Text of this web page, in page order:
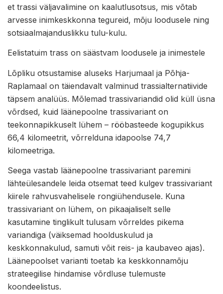
et trassi väljavalimine on kaalutlusotsus, mis võtab
arvesse inimkeskkonna tegureid, mõju loodusele ning
sotsiaalmajanduslikku tulu-kulu.
Eelistatuim trass on säästvam loodusele ja inimestele
Lõpliku otsustamise aluseks Harjumaal ja Põhja-
Raplamaal on täiendavalt valminud trassialternatiivide
täpsem analüüs. Mõlemad trassivariandid olid küll üsna
võrdsed, kuid läänepoolne trassivariant on
teekonnapikkuselt lühem – rööbasteede kogupikkus
66,4 kilomeetrit, võrrelduna idapoolse 74,7
kilomeetriga.
Seega vastab läänepoolne trassivariant paremini
lähteülesandele leida otsemat teed kulgev trassivariant
kiirele rahvusvahelisele rongiühendusele. Kuna
trassivariant on lühem, on pikaajaliselt selle
kasutamine tinglikult tulusam võrreldes pikema
variandiga (väiksemad hoolduskulud ja
keskkonnakulud, samuti võit reis- ja kaubaveo ajas).
Läänepoolset varianti toetab ka keskkonnamõju
strateegilise hindamise võrdluse tulemuste
koondeelistus.